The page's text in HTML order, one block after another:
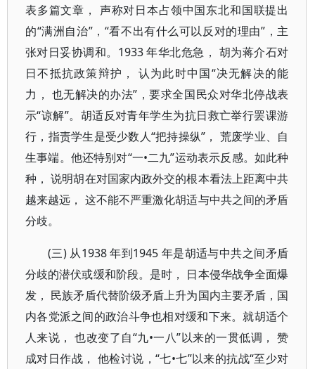
表多篇文章， 声称对日本占领中国东北和国联提出
的“满洲自治”，“看不出有什么可以反对的理由”，主
张对日妥协调和。1933 年华北危急， 胡为蒋介石对
日不抵抗政策辩护， 认为此时中国“决无解决的能
力， 也无解决的办法”，要求全国民众对华北停战表
示“谅解”。胡适反对青年学生为抗日救亡举行罢课游
行，指责学生是受少数人“把持操纵”， 荒废学业、自
生事端。他还特别对“一•二九”运动表示反感。如此种
种， 说明胡在对国家内政外交的根本看法上距离中共
越来越远， 这不能不严重激化胡适与中共之间的矛盾
分歧。
(三) 从1938 年到1945 年是胡适与中共之间矛盾
分歧的潜伏或缓和阶段。是时， 日本侵华战争全面爆
发， 民族矛盾代替阶级矛盾上升为国内主要矛盾，国
内各党派之间的政治斗争也相对缓和下来。就胡适个
人来说， 也改变了自“九•一八”以来的一贯低调， 赞
成对日作战， 他检讨说，“七•七”以来的抗战“至少对